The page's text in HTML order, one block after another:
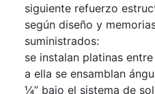
siguiente refuerzo
según diseño y
suministrados:
se instalan platinas
a ella se ensamblan
¼” bajo el sistema de